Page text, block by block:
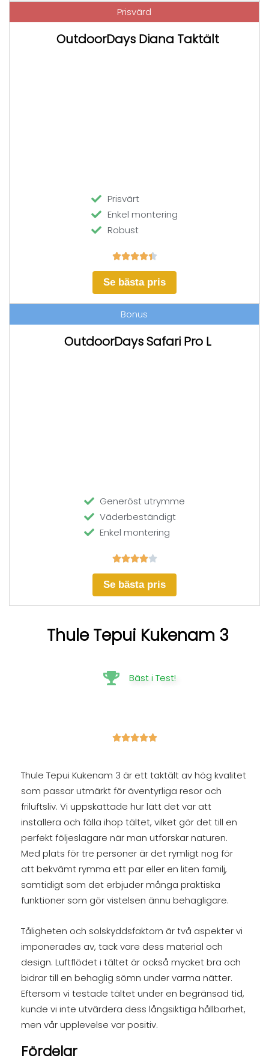
Prisvärd
OutdoorDays Diana Taktält
Prisvärt
Enkel montering
Robust

Se bästa pris
Bonus
OutdoorDays Safari Pro L
Generöst utrymme
Väderbeständigt
Enkel montering

Se bästa pris
Thule Tepui Kukenam 3
Bäst i Test!

Thule Tepui Kukenam 3 är ett taktält av hög kvalitet
som passar utmärkt för äventyrliga resor och
friluftsliv. Vi uppskattade hur lätt det var att
installera och fälla ihop tältet, vilket gör det till en
perfekt följeslagare när man utforskar naturen.
Med plats för tre personer är det rymligt nog för
att bekvämt rymma ett par eller en liten familj,
samtidigt som det erbjuder många praktiska
funktioner som gör vistelsen ännu behagligare.
Tåligheten och solskyddsfaktorn är två aspekter vi
imponerades av, tack vare dess material och
design. Luftflödet i tältet är också mycket bra och
bidrar till en behaglig sömn under varma nätter.
Eftersom vi testade tältet under en begränsad tid,
kunde vi inte utvärdera dess långsiktiga hållbarhet,
men vår upplevelse var positiv.
Fördelar